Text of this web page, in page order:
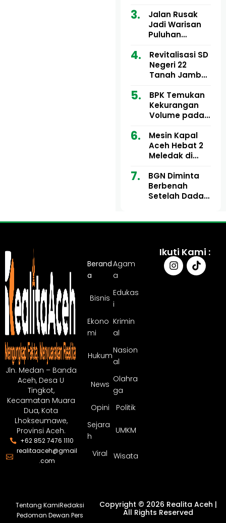
Artifisial bagi
Guru
Matematika
Motor Imum
Gampong, Uji
Nyali APH
Bermain di
Balik Rp250
Ribu
Jalan Rusak
Jadi Warisan
Puluhan
dan Tgk
Muharuddin
Kini Didesak
Revitalisasi SD
Negeri 22
Tanah Jambo
Miliar Tuai
Sorotan, Publik
Pertanyakan
Anggaran
BPK Temukan
Kekurangan
Volume pada
Aceh Utara
Tahun 2024,
Pengembalian
Sepenuhnya
Tuntas
Mesin Kapal
Aceh Hebat 2
Meledak di
Ulee Lheue, 14
Orang Derita
Luka Bakar
BGN Diminta
Berbenah
Setelah Dadan
Jln. Medan – Banda
Aceh, Desa U
Tingkot,
Kecamatan Muara
Dua, Kota
Lhokseumawe,
Provinsi Aceh.
+62 852 7476 1110
realitaaceh@gmail
.com
Berand
a
Agam
a
Bisnis
Edukas
i
Ekono
mi
Krimin
al
Hukum
Nasion
al
News
Olahra
ga
Opini
Politik
Sejara
h
UMKM
Viral Wisata
Ikuti Kami :
Tentang KamiRedaksi
Pedoman Dewan Pers
Copyright © 2026 Realita Aceh |
All Rights Reserved